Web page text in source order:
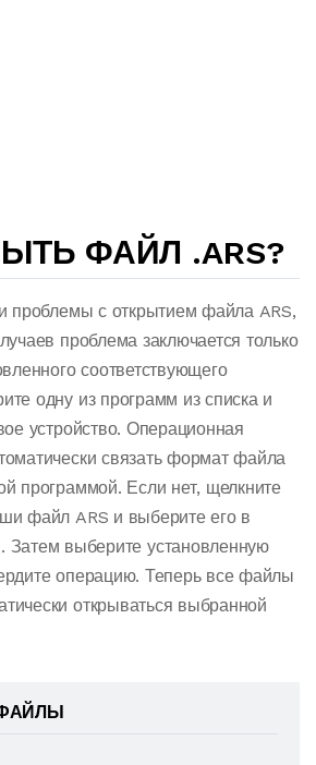
ФАЙЛ .ARS?
проблемы с открытием файла ARS,
проблема заключается только
соответствующего
одну из программ из списка и
устройство. Операционная
связать формат файла
программой. Если нет, щелкните
файл ARS и выберите его в
. Затем выберите установленную
операцию. Теперь все файлы
открываться выбранной